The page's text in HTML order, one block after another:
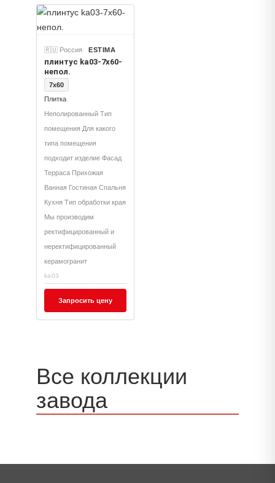
🇷🇺 Россия ESTIMA
плинтус ka03-7x60-
непол.
7x60
Плитка
Неполированный Тип
помещения Для какого
типа помещения
подходит изделие Фасад
Терраса Прихожая
Ванная Гостиная Спальня
Кухня Тип обработки края
Мы производим
ректифицированный и
неректифицированный
керамогранит
ka03
Запросить цену
Все коллекции
завода